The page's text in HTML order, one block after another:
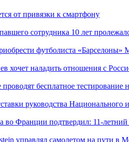
от привязки к смартфону
сотрудника 10 лет
футболиста «Барселоны»
хочет наладить отношения с
бесплатное
руководства Национального
во Франции подтвердил: 11-
управлял самолетом на пути в